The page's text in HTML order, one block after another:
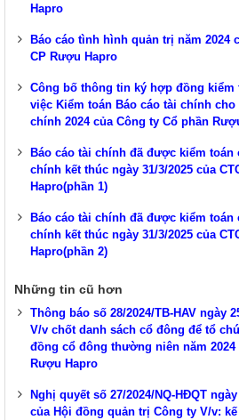
Hapro
Báo cáo tình hình quản trị năm 2024
CP Rượu Hapro
Công bố thông tin ký hợp đồng kiểm
việc Kiểm toán Báo cáo tài chính cho
chính 2024 của Công ty Cổ phần
Báo cáo tài chính đã được kiểm toán
chính kết thúc ngày 31/3/2025 của
Hapro(phần 1)
Báo cáo tài chính đã được kiểm toán
chính kết thúc ngày 31/3/2025 của
Hapro(phần 2)
Những tin cũ hơn
Thông báo số 28/2024/TB-HAV ngày
V/v chốt danh sách cổ đông để tổ
đồng cổ đông thường niên năm 2024
Rượu Hapro
Nghị quyết số 27/2024/NQ-HĐQT ngày
của Hội đồng quản trị Công ty V/v: